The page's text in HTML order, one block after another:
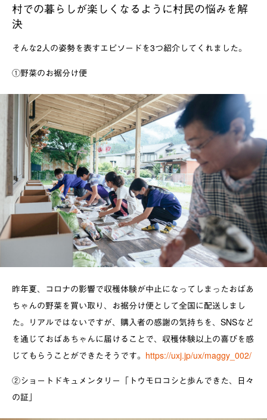
村での暮らしが楽しくなるように村民の悩みを解
決
そんな2人の姿勢を表すエピソードを3つ紹介してくれました。
①野菜のお裾分け便
昨年夏、コロナの影響で収穫体験が中止になってしまったおばあ
ちゃんの野菜を買い取り、お裾分け便として全国に配送しまし
た。リアルではないですが、購入者の感謝の気持ちを、SNSなど
を通じておばあちゃんに届けることで、収穫体験以上の喜びを感
じてもらうことができたそうです。 https://uxj.jp/ux/maggy_002/
②ショートドキュメンタリー「トウモロコシと歩んできた、日々
の証」